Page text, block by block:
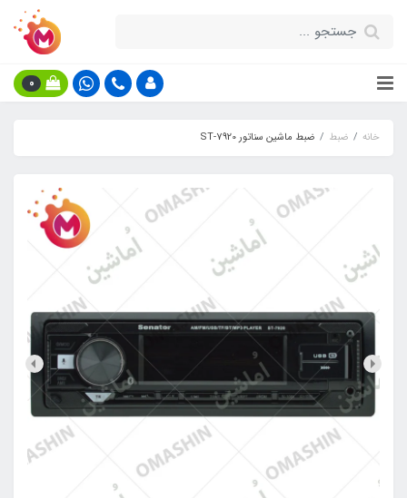
0
خانه ضبط ضبط ماشین سناتور ST-7920